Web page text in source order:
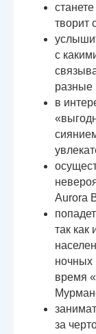
творит
с
разные
в
Aurora
так как
ночных
время
за